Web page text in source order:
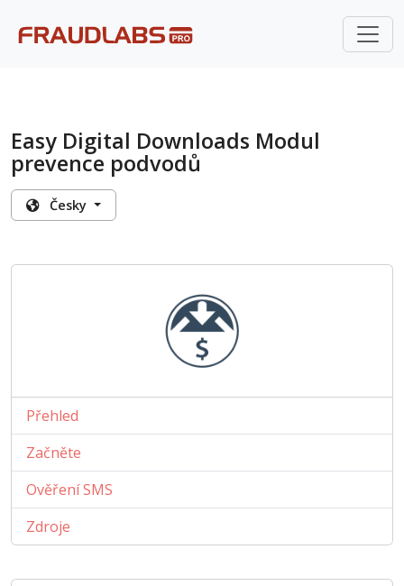
Easy Digital Downloads Modul
prevence podvodů
Česky
Přehled
Začněte
Ověření SMS
Zdroje